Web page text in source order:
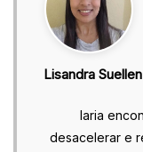
Lisandra Suellen
Iaria
desacelerar e